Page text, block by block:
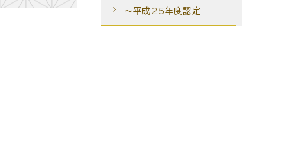
～平成25年度認定